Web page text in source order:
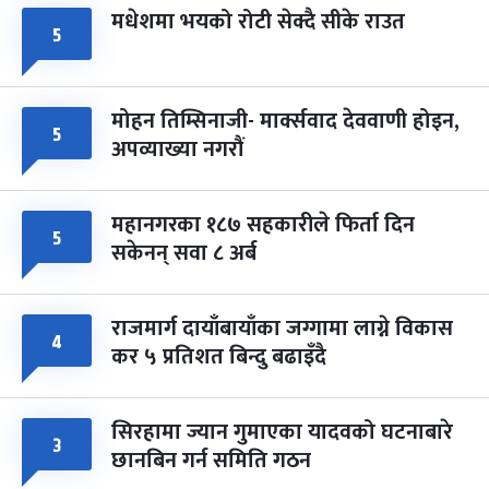
५ मधेशमा भयको रोटी सेक्दै सीके राउत
५ मोहन तिम्सिनाजी- मार्क्सवाद देववाणी होइन,
अपव्याख्या नगरौं
५ महानगरका १८७ सहकारीले फिर्ता दिन
सकेनन् सवा ८ अर्ब
४ राजमार्ग दायाँबायाँका जग्गामा लाग्ने विकास
कर ५ प्रतिशत बिन्दु बढाइँदै
३ सिरहामा ज्यान गुमाएका यादवको घटनाबारे
छानबिन गर्न समिति गठन